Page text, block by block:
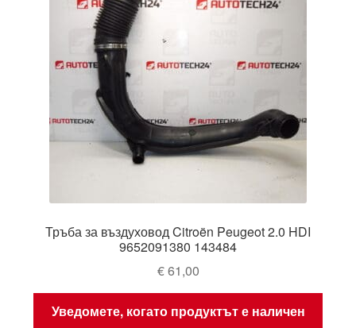
Тръба за въздуховод Citroën Peugeot 2.0 HDI
9652091380 143484
€61,00
Уведомете, когато продуктът е наличен